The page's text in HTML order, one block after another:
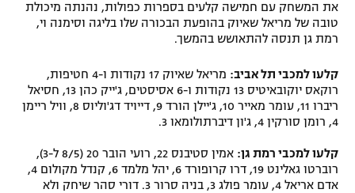
מדיניות פרטיות
תקנון פעילות ספורט 1
רשיון להקרנה פומבית לבית עסק
לוח דרושים – ג'ובנט
גיימינג E-Sports
את המשחק עם חמישה קלעים בספרות כפולות, נהנתה מיכולת
טובה של מריאל שאיוק בהופעת הבכורה שלו בליגה וסימנה וי,
רמת גן תנסה להתאושש בהמשך.
קלעו למכבי תל אביב:
מריאל שאיוק 17 נקודות ו-4 חטיפות,
רוקאס יוקובאיטיס 13 נקודות ו-6 אסיסטים, ג'ייק כהן 13, חסיאל
ריברו 11, עומר מאייר 10, ג'יילן הורד 9, דייויד דג'וליוס 8, וויל ריימן
4, רומן סורקין 4, ג'ון דיברתולומאו 3.
קלעו למכבי רמת גן:
אמין סטיבנס 22, רועי הובר 20 (8/5 ל-3),
רוברטו גאלינט 19, דרו קרופורד 6, יהל מלמד 6, קנדל מקולום 4,
אדם אריאל 4, עומר פולג 3, בניה סרור 3. דורי סהר שיחק ולא